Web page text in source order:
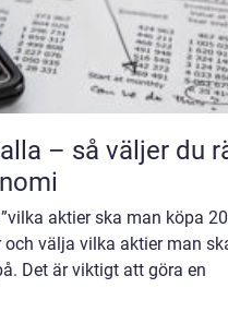
– så väljer du
aktier ska man köpa
välja vilka aktier man
Det är viktigt att göra en